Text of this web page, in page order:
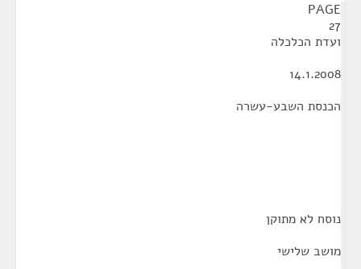
PAGE
27
ועדת הכלכלה
14.1.2008
הכנסת השבע-עשרה
נוסח לא מתוקן
מושב שלישי